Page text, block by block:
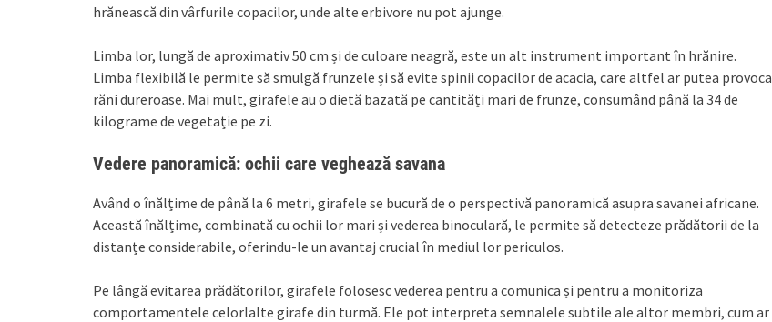
hrănească din vârfurile copacilor, unde alte erbivore nu pot ajunge.
Limba lor, lungă de aproximativ 50 cm și de culoare neagră, este un alt instrument important în hrănire.
Limba flexibilă le permite să smulgă frunzele și să evite spinii copacilor de acacia, care altfel ar putea provoca
răni dureroase. Mai mult, girafele au o dietă bazată pe cantități mari de frunze, consumând până la 34 de
kilograme de vegetație pe zi.
Vedere panoramică: ochii care veghează savana
Având o înălțime de până la 6 metri, girafele se bucură de o perspectivă panoramică asupra savanei africane.
Această înălțime, combinată cu ochii lor mari și vederea binoculară, le permite să detecteze prădătorii de la
distanțe considerabile, oferindu-le un avantaj crucial în mediul lor periculos.
Pe lângă evitarea prădătorilor, girafele folosesc vederea pentru a comunica și pentru a monitoriza
comportamentele celorlalte girafe din turmă. Ele pot interpreta semnalele subtile ale altor membri, cum ar